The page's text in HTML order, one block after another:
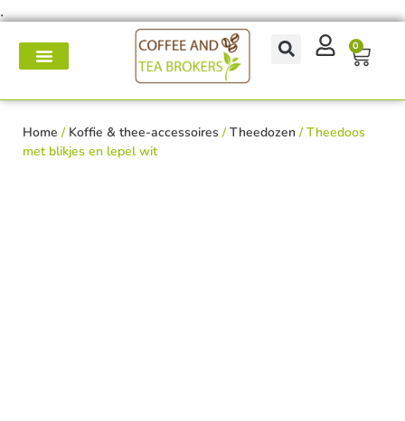
.
0
Home / Koffie & thee-accessoires /Theedozen / Theedoos
met blikjes en lepel wit